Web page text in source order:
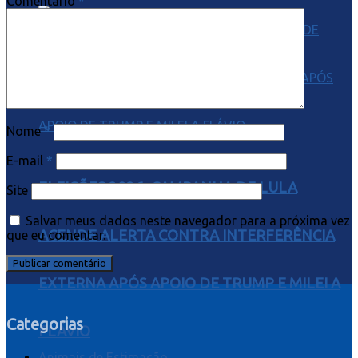
ELEIÇÕES 2026: CAMPANHA DE LULA
ACENDE ALERTA CONTRA INTERFERÊNCIA
EXTERNA APÓS APOIO DE TRUMP E MILEI A
FLÁVIO
Nome*
E-mail *
Site
Salvar meus dados neste navegador para a próxima vez
que eu comentar.
Categorias